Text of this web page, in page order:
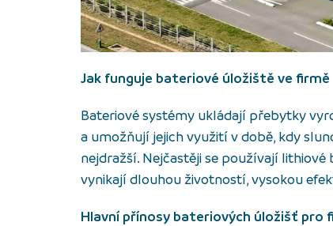
Jak funguje bateriové úložiště ve firmě
Bateriové systémy ukládají přebytky
a umožňují jejich využití v době, kdy
nejdražší. Nejčastěji se používají lithiové
vynikají dlouhou životností, vysokou
Hlavní přínosy bateriových úložišť pro